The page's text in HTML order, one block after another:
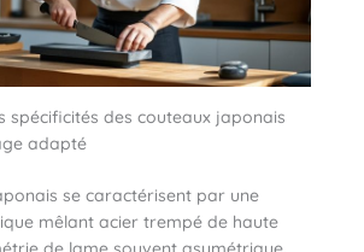
spécificités des couteaux japonais
adapté
se caractérisent par une
mêlant acier trempé de haute